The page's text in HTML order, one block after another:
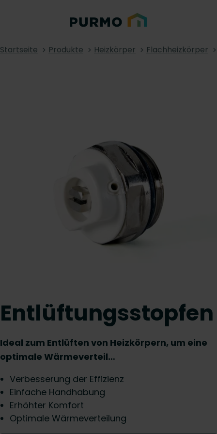
Startseite Produkte Heizkörper Flachheizkörper
Entlüftungsstopfen
Ideal zum Entlüften von Heizkörpern, um eine
optimale Wärmeverteil…
Verbesserung der Effizienz
Einfache Handhabung
Erhöhter Komfort
Optimale Wärmeverteilung